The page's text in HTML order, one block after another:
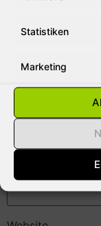
Statistiken
Marketing
Name*
*